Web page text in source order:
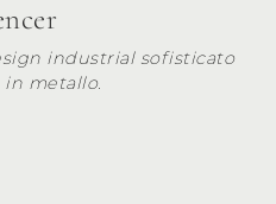
industrial sofisticato
in metallo.